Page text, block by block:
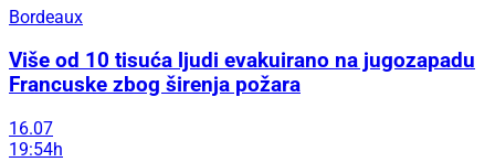
Bordeaux
Više od 10 tisuća ljudi evakuirano na jugozapadu
Francuske zbog širenja požara
16.07
19:54h